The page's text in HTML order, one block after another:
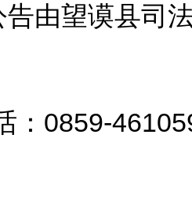
由望谟县司
0859-